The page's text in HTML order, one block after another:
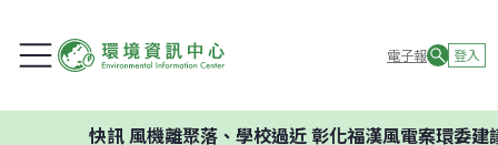
電子報 登入
風機離聚落、學校過近 彰化福漢風電案環委建議不應開